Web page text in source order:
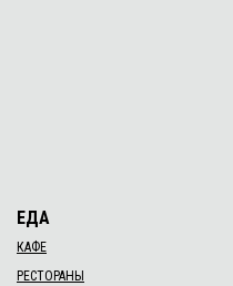
ЕДА
КАФЕ
РЕСТОРАНЫ